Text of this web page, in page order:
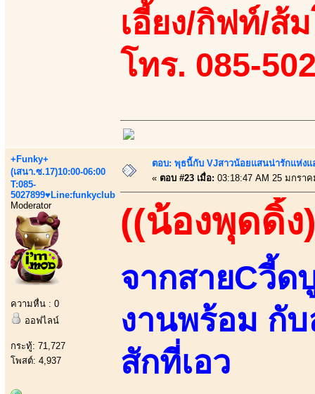
เอี้ยง/กิฟท์/ส้
โทร. 085-
+Funky+
(เสนา.ซ.17)10:00-06:00
T:085-
5027899♥Line:funkyclub
Moderator
ความหื่น : 0
ออฟไลน์
กระทู้: 71,727
โพสต์: 4,937
ตอบ: พุธนี้กับ VJสาวน้อยแสนน่ารักแห่งแ
« ตอบ #23 เมื่อ: 03:18:47 AM 25 มกรา
((น้องพุดดิ้ง
จากสายCวี้ด
งานพร้อม กั
สักที่เอว